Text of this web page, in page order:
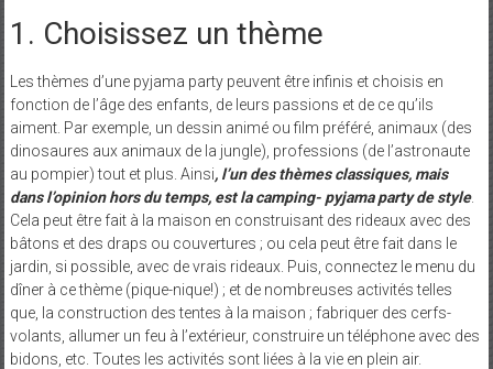
1. Choisissez un thème
Les thèmes d’une pyjama party peuvent être infinis et choisis en
fonction de l’âge des enfants, de leurs passions et de ce qu’ils
aiment. Par exemple, un dessin animé ou film préféré, animaux (des
dinosaures aux animaux de la jungle), professions (de l’astronaute
au pompier) tout et plus. Ainsi, l’un des thèmes classiques, mais
dans l’opinion hors du temps, est la camping- pyjama party de style.
Cela peut être fait à la maison en construisant des rideaux avec des
bâtons et des draps ou couvertures ; ou cela peut être fait dans le
jardin, si possible, avec de vrais rideaux. Puis, connectez le menu du
dîner à ce thème (pique-nique!) ; et de nombreuses activités telles
que, la construction des tentes à la maison ; fabriquer des cerfs-
volants, allumer un feu à l’extérieur, construire un téléphone avec des
bidons, etc. Toutes les activités sont liées à la vie en plein air.